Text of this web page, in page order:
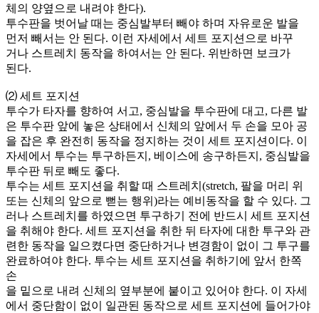
체의 양옆으로 내려야 한다).
투수판을 벗어날 때는 중심발부터 빼야 하며 자유로운 발을
먼저 빼서는 안 된다. 이런 자세에서 세트 포지션으로 바꾸
거나 스트레치 동작을 하여서는 안 된다. 위반하면 보크가
된다.
⑵ 세트 포지션
투수가 타자를 향하여 서고, 중심발을 투수판에 대고, 다른 발
은 투수판 앞에 놓은 상태에서 신체의 앞에서 두 손을 모아 공
을 잡은 후 완전히 동작을 정지하는 것이 세트 포지션이다. 이
자세에서 투수는 투구하든지, 베이스에 송구하든지, 중심발을
투수판 뒤로 빼도 좋다.
투수는 세트 포지션을 취할 때 스트레치(stretch, 팔을 머리 위
또는 신체의 앞으로 뻗는 행위)라는 예비동작을 할 수 있다. 그
러나 스트레치를 하였으면 투구하기 전에 반드시 세트 포지션
을 취해야 한다. 세트 포지션을 취한 뒤 타자에 대한 투구와 관
련한 동작을 일으켰다면 중단하거나 변경함이 없이 그 투구를
완료하여야 한다. 투수는 세트 포지션을 취하기에 앞서 한쪽
손
을 밑으로 내려 신체의 옆부분에 붙이고 있어야 한다. 이 자세
에서 중단함이 없이 일관된 동작으로 세트 포지션에 들어가야